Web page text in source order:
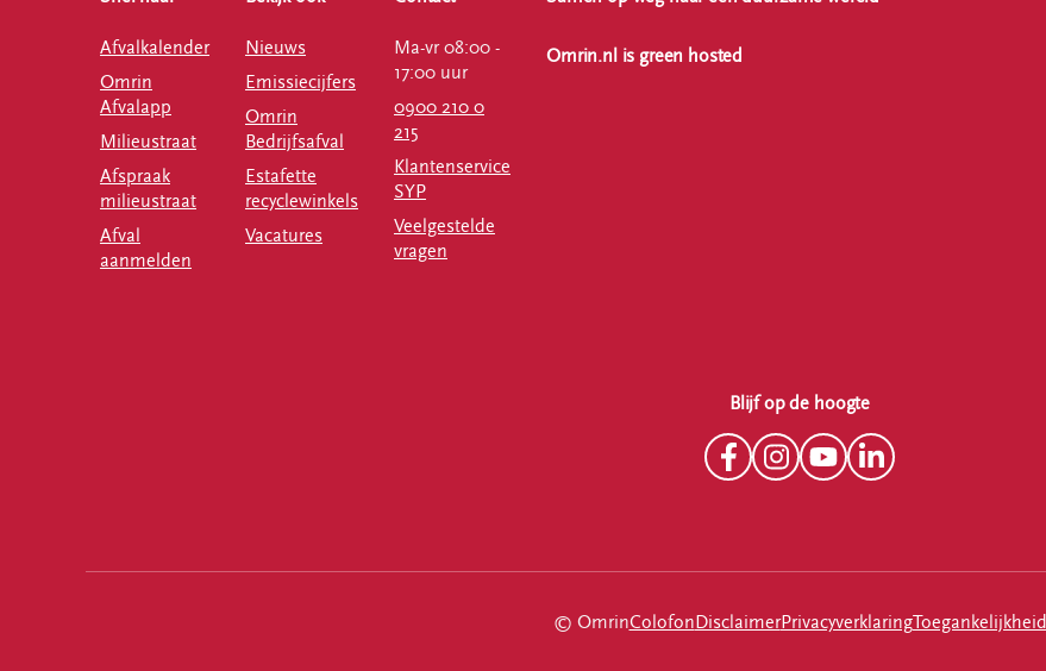
Afvalkalender
Omrin
Afvalapp
Milieustraat
Afspraak
milieustraat
Afval
aanmelden
Nieuws
Emissiecijfers
Omrin
Bedrijfsafval
Estafette
recyclewinkels
Vacatures
Ma-vr 08:00 -
17:00 uur
0900 210 0
215
Klantenservice
SYP
Veelgestelde
vragen
Omrin.nl is green hosted
Blijf op de hoogte
© OmrinColofonDisclaimerPrivacyverklaringToegankelijkheid